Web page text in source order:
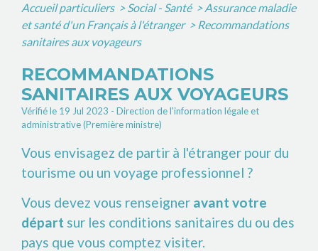
Accueil particuliers > Social - Santé > Assurance maladie
et santé d'un Français à l'étranger > Recommandations
sanitaires aux voyageurs
RECOMMANDATIONS
SANITAIRES AUX VOYAGEURS
Vérifié le 19 Jul 2023 - Direction de l'information légale et
administrative (Première ministre)
Vous envisagez de partir à l'étranger pour du
tourisme ou un voyage professionnel ?
Vous devez vous renseigner avant votre
départ sur les conditions sanitaires du ou des
pays que vous comptez visiter.